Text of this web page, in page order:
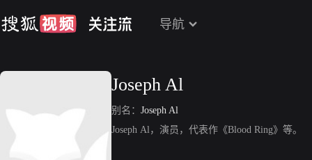
导航
Joseph Al
别名： Joseph Al
Joseph Al，演员，代表作《Blood Ring》等。